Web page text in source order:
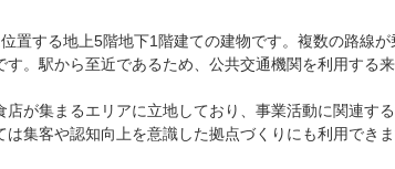
置する地上5階地下1階建ての建物です。複数の路線
。駅から至近であるため、公共交通機関を利用する
が集まるエリアに立地しており、事業活動に関連
集客や認知向上を意識した拠点づくりにも利用できま